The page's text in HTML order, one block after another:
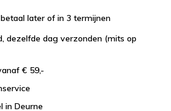
later of in 3 termijnen
dezelfde dag verzonden (mits op
€ 59,-
in Deurne